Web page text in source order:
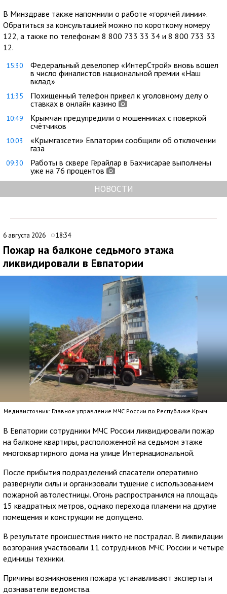
В Минздраве также напомнили о работе «горячей линии».
Обратиться за консультацией можно по короткому номеру
122, а также по телефонам 8 800 733 33 34 и 8 800 733 33
12.
15:30
Федеральный девелопер «ИнтерСтрой» вновь вошел
в число финалистов национальной премии «Наш
вклад»
11:35
Похищенный телефон привел к уголовному делу о
ставках в онлайн казино
10:49
Крымчан предупредили о мошенниках с поверкой
счётчиков
10:03
«Крымгазсети» Евпатории сообщили об отключении
газа
09:30
Работы в сквере Герайлар в Бахчисарае выполнены
уже на 76 процентов
НОВОСТИ
6 августа 2026 18:34
Пожар на балконе седьмого этажа
ликвидировали в Евпатории
Медиаисточник: Главное управление МЧС России по Республике Крым
В Евпатории сотрудники МЧС России ликвидировали пожар
на балконе квартиры, расположенной на седьмом этаже
многоквартирного дома на улице Интернациональной.
После прибытия подразделений спасатели оперативно
развернули силы и организовали тушение с использованием
пожарной автолестницы. Огонь распространился на площадь
15 квадратных метров, однако перехода пламени на другие
помещения и конструкции не допущено.
В результате происшествия никто не пострадал. В ликвидации
возгорания участвовали 11 сотрудников МЧС России и четыре
единицы техники.
Причины возникновения пожара устанавливают эксперты и
дознаватели ведомства.